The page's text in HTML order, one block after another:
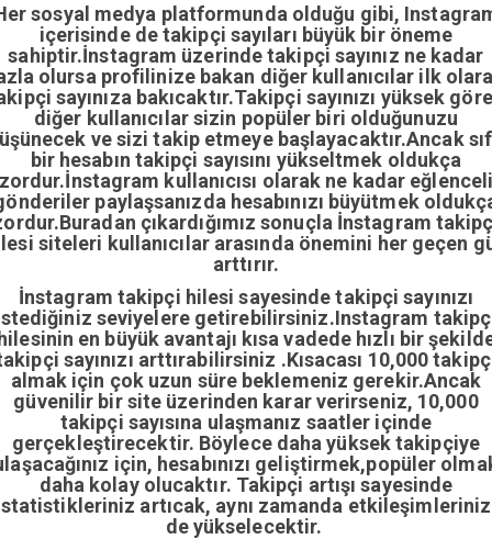
sosyal medya platformunda olduğu gibi,
içerisinde de takipçi sayıları büyük bir öneme
sahiptir.İnstagram üzerinde takipçi sayınız ne kadar
olursa profilinize bakan diğer kullanıcılar ilk
sayınıza bakıcaktır.Takipçi sayınızı yüksek
diğer kullanıcılar sizin popüler biri olduğunuzu
ve sizi takip etmeye başlayacaktır.Ancak
bir hesabın takipçi sayısını yükseltmek oldukça
kullanıcısı olarak ne kadar
paylaşsanızda hesabınızı büyütmek
çıkardığımız sonuçla İnstagram
siteleri kullanıcılar arasında önemini her geçen
arttırır.
İnstagram takipçi hilesi sayesinde takipçi sayınızı
seviyelere getirebilirsiniz.Instagram
en büyük avantajı kısa vadede hızlı bir
sayınızı arttırabilirsiniz .Kısacası 10,000
almak için çok uzun süre beklemeniz gerekir.Ancak
güvenilir bir site üzerinden karar verirseniz, 10,000
takipçi sayısına ulaşmanız saatler içinde
gerçekleştirecektir. Böylece daha yüksek takipçiye
için, hesabınızı geliştirmek,popüler
daha kolay olucaktır. Takipçi artışı sayesinde
artıcak, aynı zamanda
de yükselecektir.